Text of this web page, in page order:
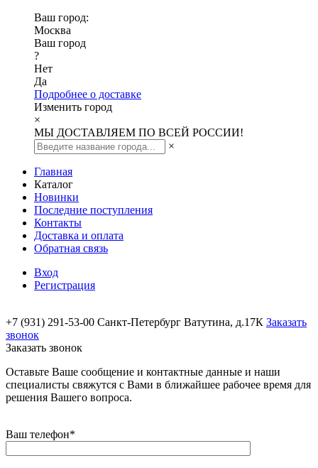
Ваш город:
Москва
Ваш город
?
Нет
Да
Подробнее о доставке
Изменить город
×
МЫ ДОСТАВЛЯЕМ ПО ВСЕЙ РОССИИ!
×
Главная
Каталог
Новинки
Последние поступления
Контакты
Доставка и оплата
Обратная связь
Вход
Регистрация
+7 (931) 291-53-00 Санкт-Петербург Ватутина, д.17К Заказать
звонок
Заказать звонок
Оставьте Ваше сообщение и контактные данные и наши
специалисты свяжутся с Вами в ближайшее рабочее время для
решения Вашего вопроса.
Ваш телефон*